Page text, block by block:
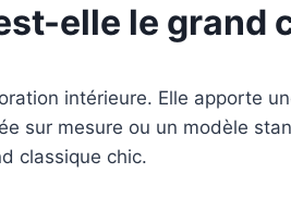
elle le grand
intérieure. Elle apporte
sur mesure ou un modèle
classique chic.